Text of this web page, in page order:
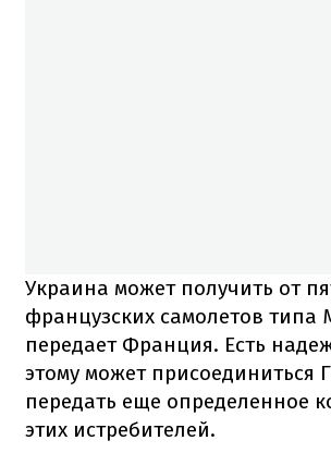
Украина может получить от
французских самолетов типа
передает Франция. Есть
этому может присоединиться
передать еще определенное
этих истребителей.